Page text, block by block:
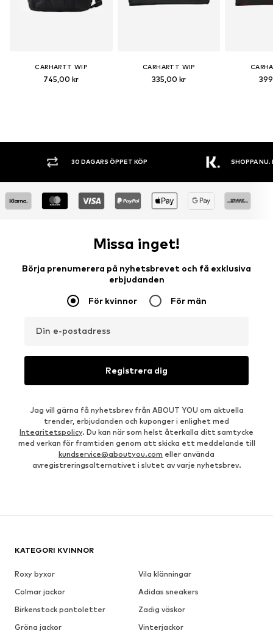
CARHARTT WIP
745,00 kr
CARHARTT WIP
335,00 kr
30 DAGARS ÖPPET KÖP SHOPPA NU.
Missa inget!
Börja prenumerera på nyhetsbrevet och få exklusiva
erbjudanden
För kvinnor För män
Din e-postadress
Registrera dig
Jag vill gärna få nyhetsbrev från ABOUT YOU om aktuella
trender, erbjudanden och kuponger i enlighet med
Integritetspolicy. Du kan när som helst återkalla ditt samtycke
med verkan för framtiden genom att skicka ett meddelande till
kundservice@aboutyou.com eller använda
avregistreringsalternativet i slutet av varje nyhetsbrev.
KATEGORI KVINNOR
Roxy byxor
Vila klänningar
Colmar jackor
Adidas sneakers
Birkenstock pantoletter
Zadig väskor
Gröna jackor
Vinterjackor